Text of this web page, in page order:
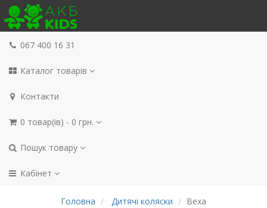
067 400 16 31
Каталог товарів
Контакти
0 товар(ів) - 0 грн.
Пошук товару
Кабінет
Головна Дитячі коляски Bexa